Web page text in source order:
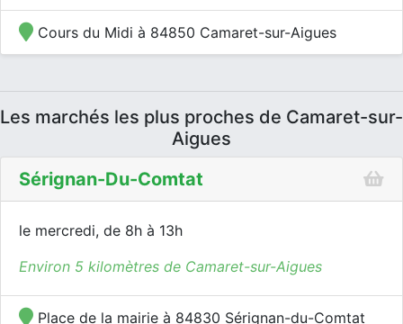
Cours du Midi à 84850 Camaret-sur-Aigues
Les marchés les plus proches de Camaret-sur-
Aigues
Sérignan-Du-Comtat
le mercredi, de 8h à 13h
Environ 5 kilomètres de Camaret-sur-Aigues
Place de la mairie à 84830 Sérignan-du-Comtat